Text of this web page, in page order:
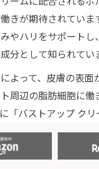
きが期待されていま
やハリをサポートし
分として知られてい
よって、皮膚の表面
周辺の脂肪細胞に働
「バストアップ ク
索がされていることか
かがえます。